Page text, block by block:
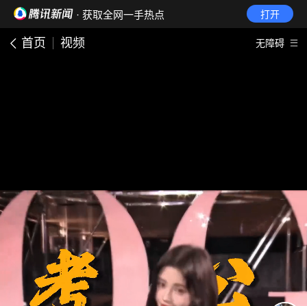
· 获取全网一手热点 打开
首页 视频 无障碍